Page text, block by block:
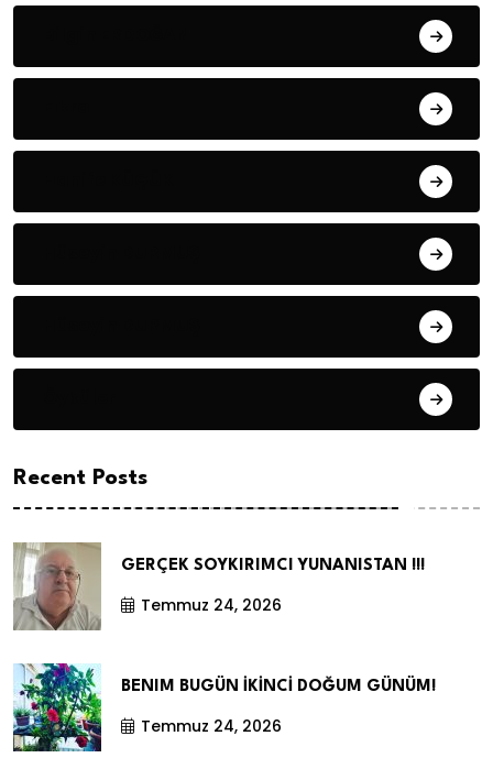
Recent Posts
GERÇEK SOYKIRIMCI YUNANISTAN !!!
Temmuz 24, 2026
BENIM BUGÜN İKİNCİ DOĞUM GÜNÜM!
Temmuz 24, 2026